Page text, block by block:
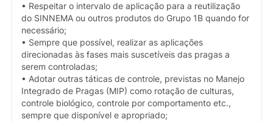
• Respeitar o intervalo de aplicação para a reutilização
do SINNEMA ou outros produtos do Grupo 1B quando for
necessário;
• Sempre que possível, realizar as aplicações
direcionadas às fases mais suscetíveis das pragas a
serem controladas;
• Adotar outras táticas de controle, previstas no Manejo
Integrado de Pragas (MIP) como rotação de culturas,
controle biológico, controle por comportamento etc.,
sempre que disponível e apropriado;